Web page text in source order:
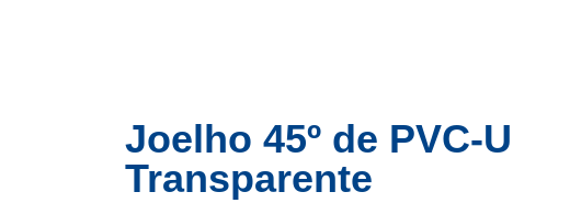
Joelho 45º de PVC-U
Transparente